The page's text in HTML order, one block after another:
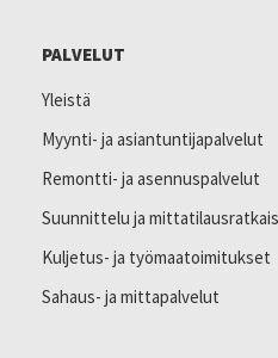
PALVELUT
Yleistä
Myynti- ja asiantuntijapalvelut
Remontti- ja asennuspalvelut
Suunnittelu ja
Kuljetus- ja työmaatoimitukset
Sahaus- ja mittapalvelut